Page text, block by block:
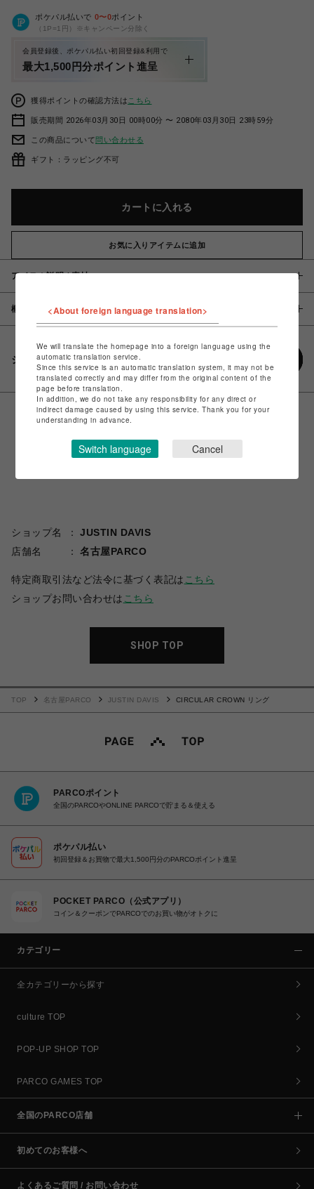
ポケパル払いで 0〜0ポイント
（1P=1円）※キャンペーン分除く
会員登録後、ポケパル払い初回登録&利用で
最大1,500円分ポイント進呈
獲得ポイントの確認方法は こちら
販売期間 2026年03月30日 00時00分 〜 2080年03月30日 23時59分
この商品について問い合わせる
ギフト：ラッピング不可
カートに入れる
お気に入りアイテムに追加
アイテム説明 / 素材
概要
シェアする
ショップ名
JUSTIN DAVIS
店舗名
名古屋PARCO
特定商取引法など法令に基づく表記は こちら
ショップお問い合わせは こちら
SHOP TOP
TOP 名古屋PARCO JUSTIN DAVIS CIRCULAR CROWN リング
PARCOポイント
全国のPARCOやONLINE PARCOで貯まる＆使える
ポケパル払い
初回登録＆お買物で最大1,500円分のPARCOポイント進呈
POCKET PARCO（公式アプリ）
コイン＆クーポンでPARCOでのお買い物がオトクに
カテゴリー
全カテゴリーから探す
culture TOP
POP-UP SHOP TOP
PARCO GAMES TOP
全国のPARCO店舗
初めてのお客様へ
よくあるご質問 / お問い合わせ
<About foreign language translation>
We will translate the homepage into a foreign language using the
automatic translation service.
Since this service is an automatic translation system, it may not be
translated correctly and may differ from the original content of the
page before translation.
In addition, we do not take any responsibility for any direct or
indirect damage caused by using this service. Thank you for your
understanding in advance.
Switch language Cancel